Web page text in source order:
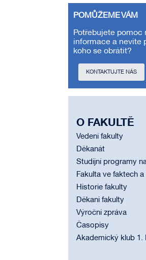
POMŮŽEME VÁM
Potřebujete pomoc
informace a nevíte
koho se obrátit?
KONTAKTUJTE NÁS
O FAKULTĚ
Vedení fakulty
Děkanát
Studijní programy
Fakulta ve faktech a
Historie fakulty
Děkani fakulty
Výroční zpráva
Časopisy
Akademický klub 1.